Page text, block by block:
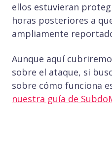
ellos estuvieran
horas posteriores a
ampliamente
Aunque aquí
sobre el ataque, si
sobre cómo funciona
nuestra guía de